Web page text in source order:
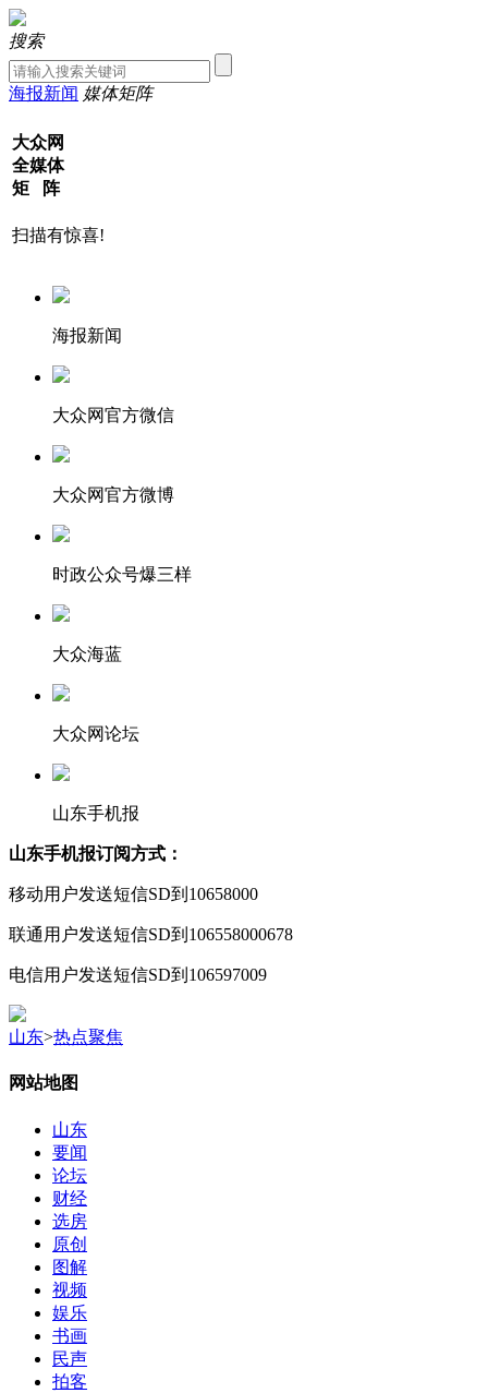
搜索
海报新闻 媒体矩阵
大众网
全媒体
矩 阵
扫描有惊喜!
海报新闻
大众网官方微信
大众网官方微博
时政公众号爆三样
大众海蓝
大众网论坛
山东手机报
山东手机报订阅方式：
移动用户发送短信SD到10658000
联通用户发送短信SD到106558000678
电信用户发送短信SD到106597009
山东>热点聚焦
网站地图
山东
要闻
论坛
财经
选房
原创
图解
视频
娱乐
书画
民声
拍客